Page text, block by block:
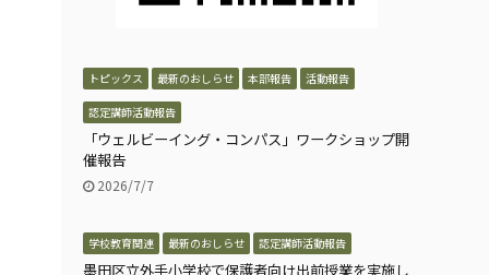
トピックス 最新のおしらせ 本部報告 活動報告
認定講師活動報告
「ウェルビーイング・コンパス」ワークショップ開
催報告
2026/7/7
学校教育関連 最新のおしらせ 認定講師活動報告
墨田区立外手小学校で保護者向け出前授業を実施し